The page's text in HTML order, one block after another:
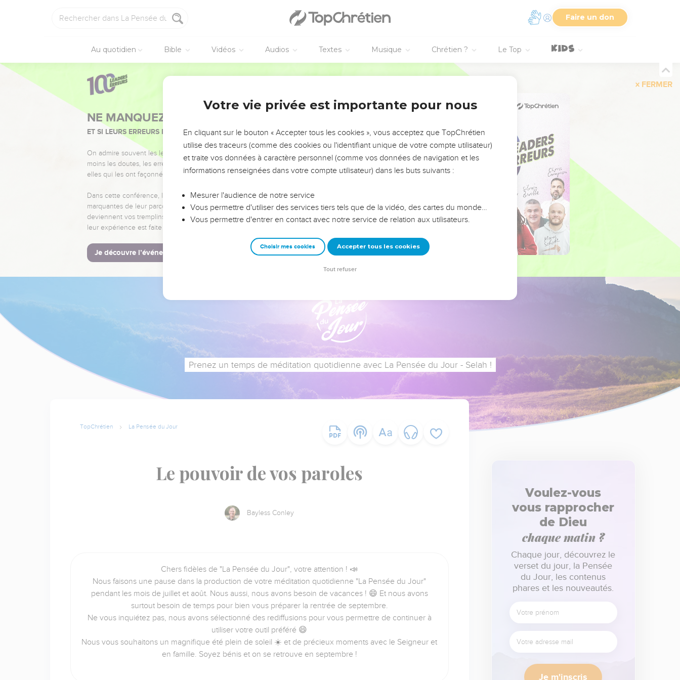
Faire un don
Au quotidien Bible Vidéos Audios Textes Musique Chrétien ? Le Top
FERMER
NE MANQUEZ PAS L’ÉVÉNEMENT DE L’ANNÉE !
ET SI LEURS ERREURS POUVAIENT VOUS ÉVITER LES VOTRES ?
On admire souvent les leaders pour leurs réussites, leur impact, leur foi ou leur vision. Mais on voit
moins les doutes, les erreurs et les saisons difficiles qu'ils ont traversés, alors même que ce sont
elles qui les ont façonnés.
Dans cette conférence, leaders, entrepreneurs, et responsables reviennent sur les erreurs
marquantes de leur parcours et les clés pour avancer avec plus de sagesse afin que leurs erreurs
deviennent vos tremplins. Que vous guidiez un ministère, une équipe, un groupe ou une famille,
leur expérience est faite pour vous.
Je découvre l’événement
Prenez un temps de méditation quotidienne avec La Pensée du Jour - Selah !
TopChrétien La Pensée du Jour
Le pouvoir de vos paroles
Bayless Conley
Chers fidèles de "La Pensée du Jour", votre attention ! 📣
Nous faisons une pause dans la production de votre méditation quotidienne "La Pensée du Jour"
pendant les mois de juillet et août. Nous aussi, nous avons besoin de vacances ! 😄 Et nous avons
surtout besoin de temps pour bien vous préparer la rentrée de septembre.
Ne vous inquiétez pas, nous avons sélectionné des rediffusions pour vous permettre de continuer à
utiliser votre outil préféré 😄
Nous vous souhaitons un magnifique été plein de soleil ☀️ et de précieux moments avec le Seigneur et
en famille. Soyez bénis et on se retrouve en septembre !
Voulez-vous
vous rapprocher
de Dieu
chaque matin ?
Chaque jour, découvrez le
verset du jour, la Pensée
du Jour, les contenus
phares et les nouveautés.
Je m'inscris
Votre vie privée est importante pour nous
En cliquant sur le bouton « Accepter tous les cookies », vous acceptez que TopChrétien
utilise des traceurs (comme des cookies ou l'identifiant unique de votre compte utilisateur)
et traite vos données à caractère personnel (comme vos données de navigation et les
informations renseignées dans votre compte utilisateur) dans les buts suivants :
Mesurer l'audience de notre service
Vous permettre d'utiliser des services tiers tels que de la vidéo, des cartes du monde…
Vous permettre d'entrer en contact avec notre service de relation aux utilisateurs.
Choisir mes cookies Accepter tous les cookies
Tout refuser